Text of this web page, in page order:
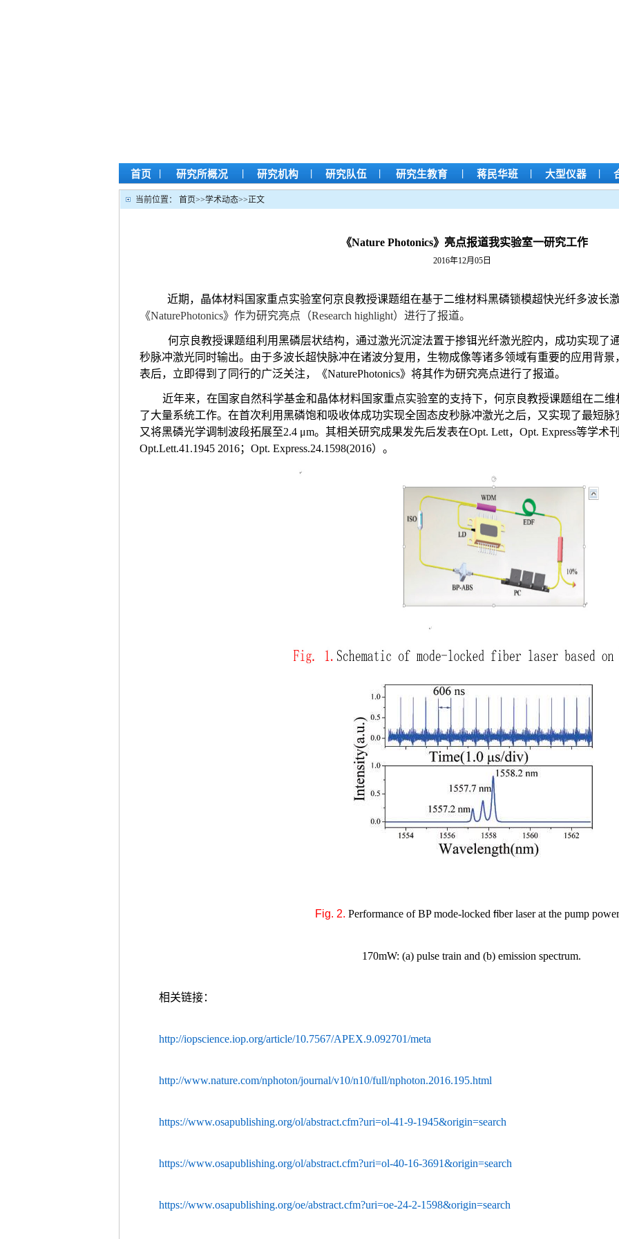
首页 | 研究所概况 | 研究机构 | 研究队伍 | 研究生教育 | 蒋民华班 | 大型仪器 |
当前位置： 首页>>学术动态>>正文
《Nature Photonics》亮点报道我实验室一研究工作
2016年12月05日
近期，晶体材料国家重点实验室何京良教授课题组在基于二维材料黑磷锁模超快光纤多波长
《NaturePhotonics》作为研究亮点（Research highlight）进行了报道。
何京良教授课题组利用黑磷层状结构，通过激光沉淀法置于掺铒光纤激光腔内，成功实现了
秒脉冲激光同时输出。由于多波长超快脉冲在诸波分复用，生物成像等诸多领域有重要的应用背景
表后，立即得到了同行的广泛关注，《NaturePhotonics》将其作为研究亮点进行了报道。
近年来， 在国家自然科学基金和晶体材料国家重点实验室的支持下， 何京良教授课题组在二
了大量系统工作。在首次利用黑磷饱和吸收体成功实现全固态皮秒脉冲激光之后，又实现了最短脉
又将黑磷光学调制波段拓展至2.4 μm。其相关研究成果发先后发表在Opt. Lett， Opt. Express等学术
Opt.Lett.41.1945 2016； Opt. Express.24.1598(2016）。
Fig. 2. Performance of BP mode-locked fiber laser at the pump
170mW: (a) pulse train and (b) emission spectrum.
相关链接：
http://iopscience.iop.org/article/10.7567/APEX.9.092701/meta
http://www.nature.com/nphoton/journal/v10/n10/full/nphoton.2016.195.html
https://www.osapublishing.org/ol/abstract.cfm?uri=ol-41-9-1945&origin=search
https://www.osapublishing.org/ol/abstract.cfm?uri=ol-40-16-3691&origin=search
https://www.osapublishing.org/oe/abstract.cfm?uri=oe-24-2-1598&origin=search